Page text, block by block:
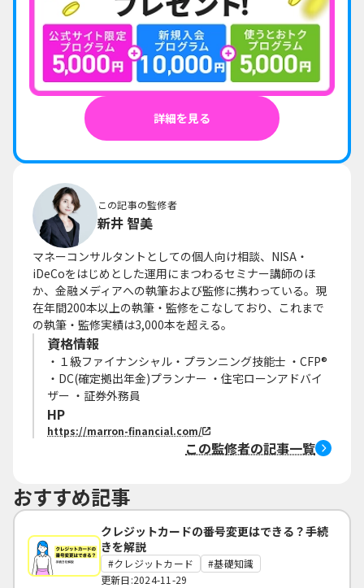
詳細を見る
この記事の監修者
新井 智美
マネーコンサルタントとしての個人向け相談、NISA・
iDeCoをはじめとした運用にまつわるセミナー講師のほ
か、金融メディアへの執筆および監修に携わっている。現
在年間200本以上の執筆・監修をこなしており、これまで
の執筆・監修実績は3,000本を超える。
資格情報
・１級ファイナンシャル・プランニング技能士 ・CFP®
・DC(確定拠出年金)プランナー ・住宅ローンアドバイ
ザー ・証券外務員
HP
https://marron-financial.com/
この監修者の記事一覧
おすすめ記事
クレジットカードの番号変更はできる？手続
きを解説
クレジットカード
基礎知識
更新日:2024-11-29